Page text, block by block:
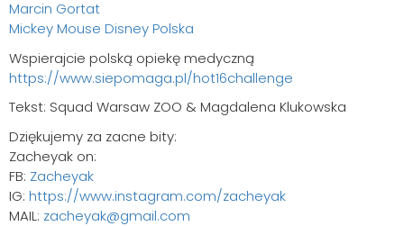
Marcin Gortat
Mickey Mouse Disney Polska
Wspierajcie polską opiekę medyczną
https://www.siepomaga.pl/hot16challenge
Tekst: Squad Warsaw ZOO & Magdalena Klukowska
Dziękujemy za zacne bity:
Zacheyak on:
FB: Zacheyak
IG: https://www.instagram.com/zacheyak
MAIL: zacheyak@gmail.com